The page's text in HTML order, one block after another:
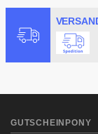
GUTSCHEINPONY